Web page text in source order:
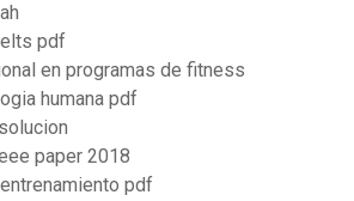
pdf
en programas de fitness
humana pdf
paper 2018
pdf